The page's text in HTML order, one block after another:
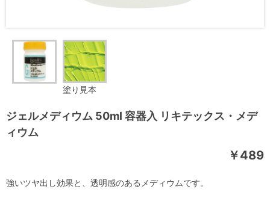
塗り見本
ジェルメディウム 50ml 容器入 リキテックス・メデ
ィウム
￥489
強いツヤ出し効果と、透明感のあるメディウムです。